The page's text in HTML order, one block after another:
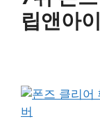
립앤아